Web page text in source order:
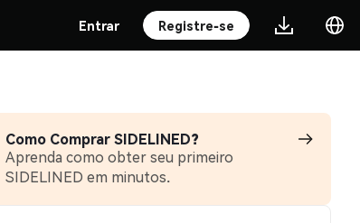
Entrar Registre-se
Como Comprar SIDELINED?
Aprenda como obter seu primeiro
SIDELINED em minutos.